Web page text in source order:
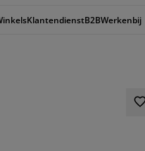
KlantendienstB2BWerkenbij